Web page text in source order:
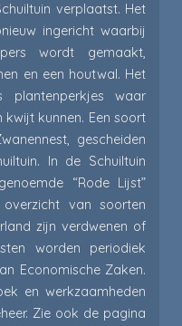
verplaatst. Het
ingericht waarbij
wordt gemaakt,
en een houtwal. Het
plantenperkjes waar
kunnen. Een soort
gescheiden
In de Schuiltuin
“Rode Lijst”
van soorten
zijn verdwenen of
worden periodiek
Economische Zaken.
en werkzaamheden
Zie ook de pagina